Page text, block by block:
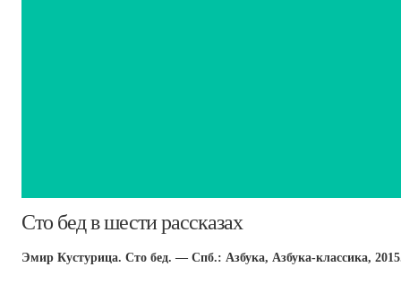
Сто бед в шести рассказах
Эмир Кустурица. Сто бед. — Спб.: Азбука, Азбука-классика,